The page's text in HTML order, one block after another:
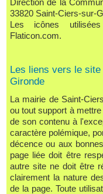
Direction de la
33820 Saint-Ciers-sur-
Les icônes
Flaticon.com.
Les liens vers le
Gironde
La mairie de Saint-Ciers-sur-Gironde autorise tout site Internet
ou tout support à
de son contenu à
caractère polémique,
décence ou aux
page liée doit être
autre site ne doit être
clairement la nature
de la page. Toute